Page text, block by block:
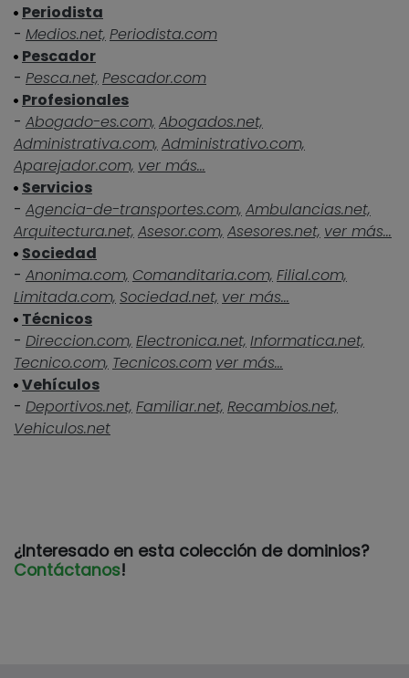
Periodista
- Medios.net, Periodista.com
Pescador
- Pesca.net, Pescador.com
Profesionales
- Abogado-es.com, Abogados.net,
Administrativa.com, Administrativo.com,
Aparejador.com, ver más...
Servicios
- Agencia-de-transportes.com, Ambulancias.net,
Arquitectura.net, Asesor.com, Asesores.net, ver más...
Sociedad
- Anonima.com, Comanditaria.com, Filial.com,
Limitada.com, Sociedad.net, ver más...
Técnicos
- Direccion.com, Electronica.net, Informatica.net,
Tecnico.com, Tecnicos.com ver más...
Vehículos
- Deportivos.net, Familiar.net, Recambios.net,
Vehiculos.net
¿Interesado en esta colección de dominios?
Contáctanos!